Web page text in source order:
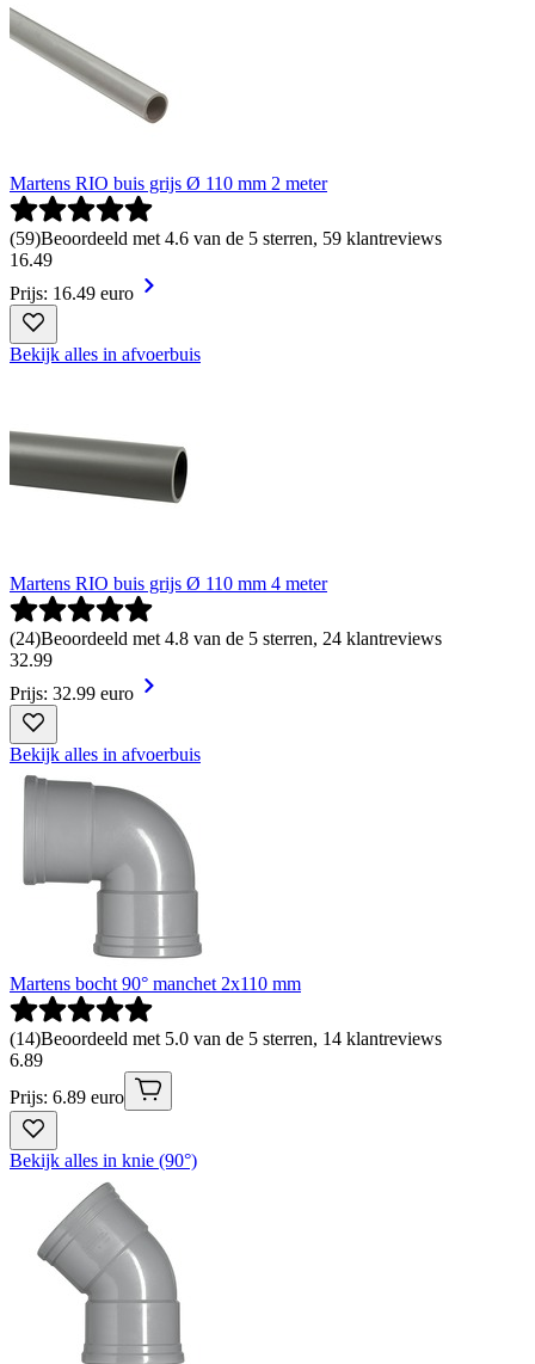
Martens RIO buis grijs Ø 110 mm 2 meter
(59)Beoordeeld met 4.6 van de 5 sterren, 59 klantreviews
16.49
Prijs: 16.49 euro
Bekijk alles in afvoerbuis
Martens RIO buis grijs Ø 110 mm 4 meter
(24)Beoordeeld met 4.8 van de 5 sterren, 24 klantreviews
32.99
Prijs: 32.99 euro
Bekijk alles in afvoerbuis
Martens bocht 90° manchet 2x110 mm
(14)Beoordeeld met 5.0 van de 5 sterren, 14 klantreviews
6.89
Prijs: 6.89 euro
Bekijk alles in knie (90°)